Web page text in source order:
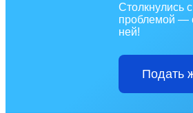
Столкнулись с
проблемой —
ней!
Подать